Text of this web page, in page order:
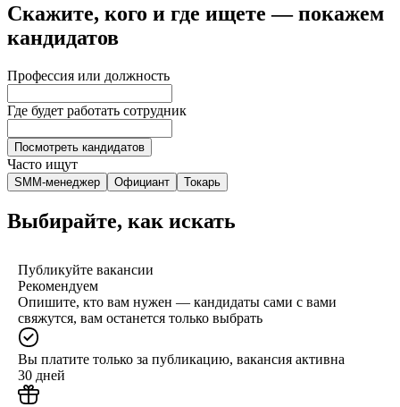
Скажите, кого и где ищете — покажем
кандидатов
Профессия или должность
Где будет работать сотрудник
Посмотреть кандидатов
Часто ищут
SMM-менеджер Официант Токарь
Выбирайте, как искать
Публикуйте вакансии
Рекомендуем
Опишите, кто вам нужен — кандидаты сами с вами
свяжутся, вам останется только выбрать
Вы платите только за публикацию, вакансия активна
30 дней